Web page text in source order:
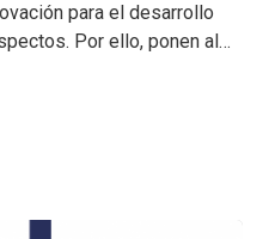
para el desarrollo
Por ello, ponen al…